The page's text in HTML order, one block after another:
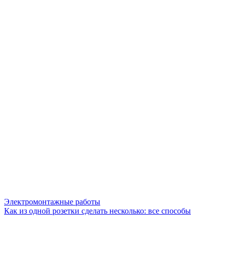
Электромонтажные работы
Как из одной розетки сделать несколько: все способы